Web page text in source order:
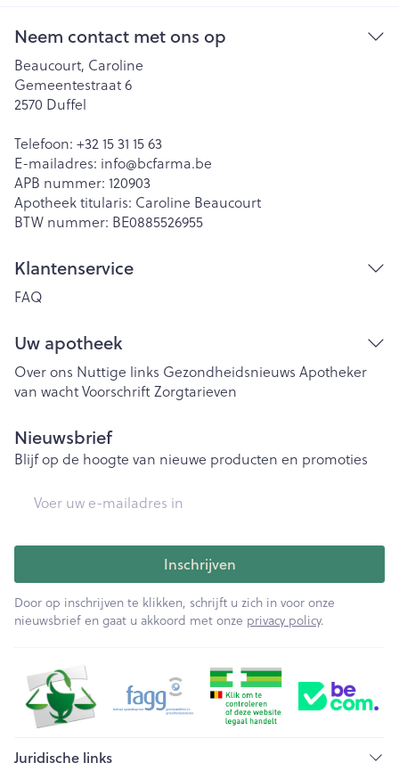
Neem contact met ons op
Beaucourt, Caroline
Gemeentestraat 6
2570 Duffel
Telefoon: +32 15 31 15 63
E-mailadres: info@bcfarma.be
APB nummer: 120903
Apotheek titularis: Caroline Beaucourt
BTW nummer: BE0885526955
Klantenservice
FAQ
Uw apotheek
Over ons Nuttige links Gezondheidsnieuws Apotheker
van wachtVoorschriftZorgtarieven
Nieuwsbrief
Blijf op de hoogte van nieuwe producten en promoties
Inschrijven
Door op inschrijven te klikken, schrijft u zich in voor onze
nieuwsbrief en gaat u akkoord met onze privacy policy.
Juridische links